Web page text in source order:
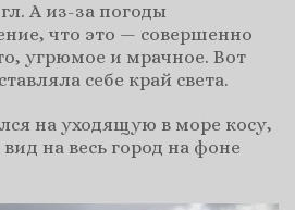
А из-за погоды
что это — совершенно
угрюмое и мрачное. Вот
себе край света.
на уходящую в море косу,
на весь город на фоне